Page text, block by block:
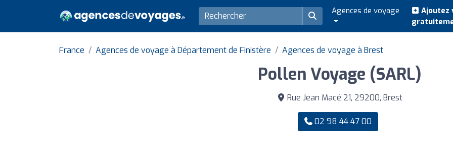
Agences de voyage
Ajoutez
France Agences de voyage à Département de Finistère Agences de voyage à Brest
Pollen Voyage (SARL)
Rue Jean Macé 21, 29200, Brest
02 98 44 47 00